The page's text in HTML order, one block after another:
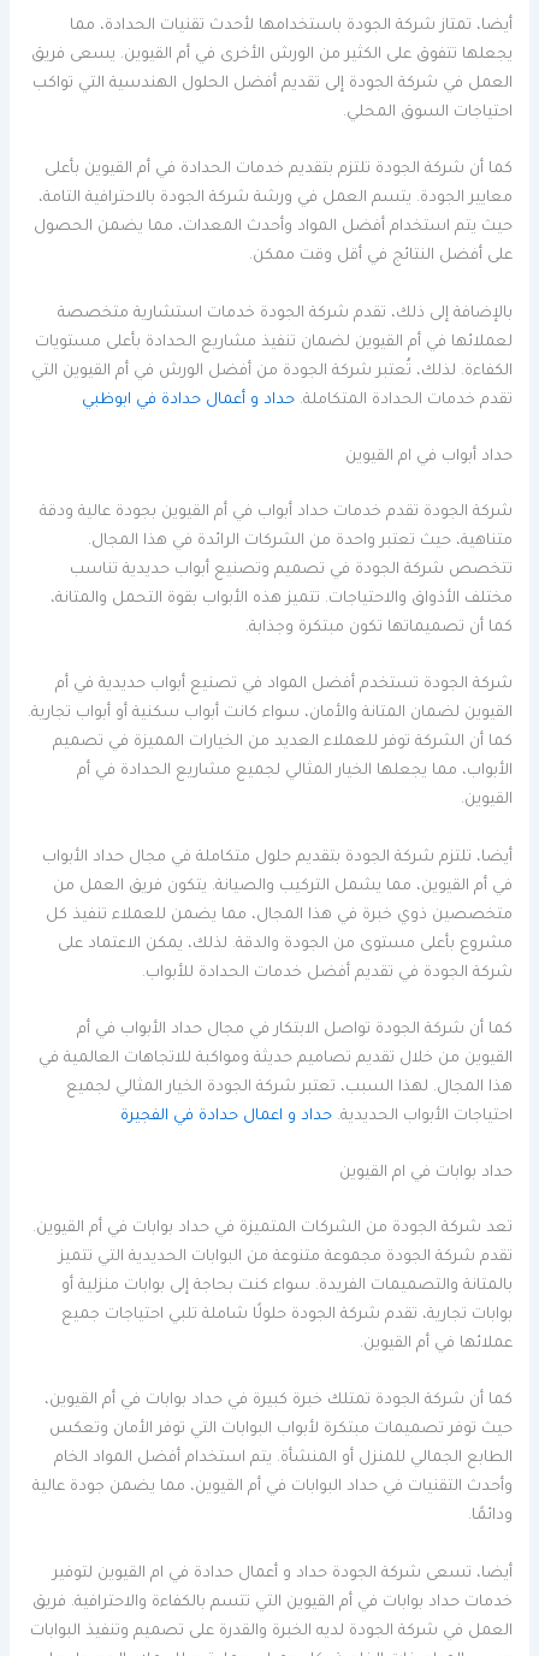
أيضا، تمتاز شركة الجودة باستخدامها لأحدث تقنيات الحدادة، مما
يجعلها تتفوق على الكثير من الورش الأخرى في أم القيوين. يسعى فريق
العمل في شركة الجودة إلى تقديم أفضل الحلول الهندسية التي تواكب
احتياجات السوق المحلي.
كما أن شركة الجودة تلتزم بتقديم خدمات الحدادة في أم القيوين بأعلى
معايير الجودة. يتسم العمل في ورشة شركة الجودة بالاحترافية التامة،
حيث يتم استخدام أفضل المواد وأحدث المعدات، مما يضمن الحصول
على أفضل النتائج في أقل وقت ممكن.
بالإضافة إلى ذلك، تقدم شركة الجودة خدمات استشارية متخصصة
لعملائها في أم القيوين لضمان تنفيذ مشاريع الحدادة بأعلى مستويات
الكفاءة. لذلك، تُعتبر شركة الجودة من أفضل الورش في أم القيوين التي
تقدم خدمات الحدادة المتكاملة.حداد و أعمال حدادة في ابوظبي
حداد أبواب في ام القيوين
شركة الجودة تقدم خدمات حداد أبواب في أم القيوين بجودة عالية ودقة
متناهية، حيث تعتبر واحدة من الشركات الرائدة في هذا المجال.
تتخصص شركة الجودة في تصميم وتصنيع أبواب حديدية تناسب
مختلف الأذواق والاحتياجات. تتميز هذه الأبواب بقوة التحمل والمتانة،
كما أن تصميماتها تكون مبتكرة وجذابة.
شركة الجودة تستخدم أفضل المواد في تصنيع أبواب حديدية في أم
القيوين لضمان المتانة والأمان، سواء كانت أبواب سكنية أو أبواب تجارية.
كما أن الشركة توفر للعملاء العديد من الخيارات المميزة في تصميم
الأبواب، مما يجعلها الخيار المثالي لجميع مشاريع الحدادة في أم
القيوين.
أيضا، تلتزم شركة الجودة بتقديم حلول متكاملة في مجال حداد الأبواب
في أم القيوين، مما يشمل التركيب والصيانة. يتكون فريق العمل من
متخصصين ذوي خبرة في هذا المجال، مما يضمن للعملاء تنفيذ كل
مشروع بأعلى مستوى من الجودة والدقة. لذلك، يمكن الاعتماد على
شركة الجودة في تقديم أفضل خدمات الحدادة للأبواب.
كما أن شركة الجودة تواصل الابتكار في مجال حداد الأبواب في أم
القيوين من خلال تقديم تصاميم حديثة ومواكبة للاتجاهات العالمية في
هذا المجال. لهذا السبب، تعتبر شركة الجودة الخيار المثالي لجميع
احتياجات الأبواب الحديدية.حداد و اعمال حدادة في الفجيرة
حداد بوابات في ام القيوين
تعد شركة الجودة من الشركات المتميزة في حداد بوابات في أم القيوين.
تقدم شركة الجودة مجموعة متنوعة من البوابات الحديدية التي تتميز
بالمتانة والتصميمات الفريدة. سواء كنت بحاجة إلى بوابات منزلية أو
بوابات تجارية، تقدم شركة الجودة حلولًا شاملة تلبي احتياجات جميع
عملائها في أم القيوين.
كما أن شركة الجودة تمتلك خبرة كبيرة في حداد بوابات في أم القيوين،
حيث توفر تصميمات مبتكرة لأبواب البوابات التي توفر الأمان وتعكس
الطابع الجمالي للمنزل أو المنشأة. يتم استخدام أفضل المواد الخام
وأحدث التقنيات في حداد البوابات في أم القيوين، مما يضمن جودة عالية
ودائمًا.
أيضا، تسعى شركة الجودة حداد و أعمال حدادة في ام القيوين لتوفير
خدمات حداد بوابات في أم القيوين التي تتسم بالكفاءة والاحترافية. فريق
العمل في شركة الجودة لديه الخبرة والقدرة على تصميم وتنفيذ البوابات